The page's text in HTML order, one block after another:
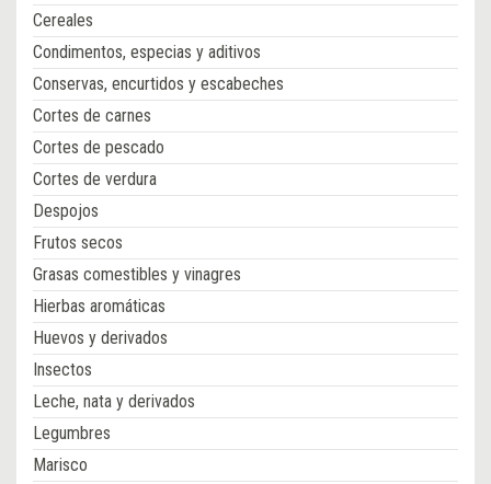
Cereales
Condimentos, especias y aditivos
Conservas, encurtidos y escabeches
Cortes de carnes
Cortes de pescado
Cortes de verdura
Despojos
Frutos secos
Grasas comestibles y vinagres
Hierbas aromáticas
Huevos y derivados
Insectos
Leche, nata y derivados
Legumbres
Marisco